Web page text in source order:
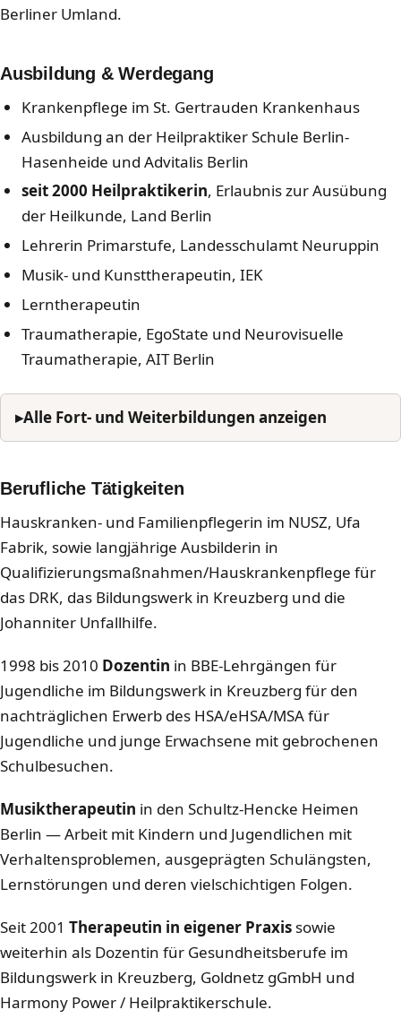
Berliner Umland.
Ausbildung & Werdegang
Krankenpflege im St. Gertrauden Krankenhaus
Ausbildung an der Heilpraktiker Schule Berlin-
Hasenheide und Advitalis Berlin
seit 2000 Heilpraktikerin, Erlaubnis zur Ausübung
der Heilkunde, Land Berlin
Lehrerin Primarstufe, Landesschulamt Neuruppin
Musik- und Kunsttherapeutin, IEK
Lerntherapeutin
Traumatherapie, EgoState und Neurovisuelle
Traumatherapie, AIT Berlin
Alle Fort- und Weiterbildungen anzeigen
Berufliche Tätigkeiten
Hauskranken- und Familienpflegerin im NUSZ, Ufa
Fabrik, sowie langjährige Ausbilderin in
Qualifizierungsmaßnahmen/Hauskrankenpflege für
das DRK, das Bildungswerk in Kreuzberg und die
Johanniter Unfallhilfe.
1998 bis 2010 Dozentin in BBE-Lehrgängen für
Jugendliche im Bildungswerk in Kreuzberg für den
nachträglichen Erwerb des HSA/eHSA/MSA für
Jugendliche und junge Erwachsene mit gebrochenen
Schulbesuchen.
Musiktherapeutin in den Schultz-Hencke Heimen
Berlin — Arbeit mit Kindern und Jugendlichen mit
Verhaltensproblemen, ausgeprägten Schulängsten,
Lernstörungen und deren vielschichtigen Folgen.
Seit 2001 Therapeutin in eigener Praxis sowie
weiterhin als Dozentin für Gesundheitsberufe im
Bildungswerk in Kreuzberg, Goldnetz gGmbH und
Harmony Power / Heilpraktikerschule.